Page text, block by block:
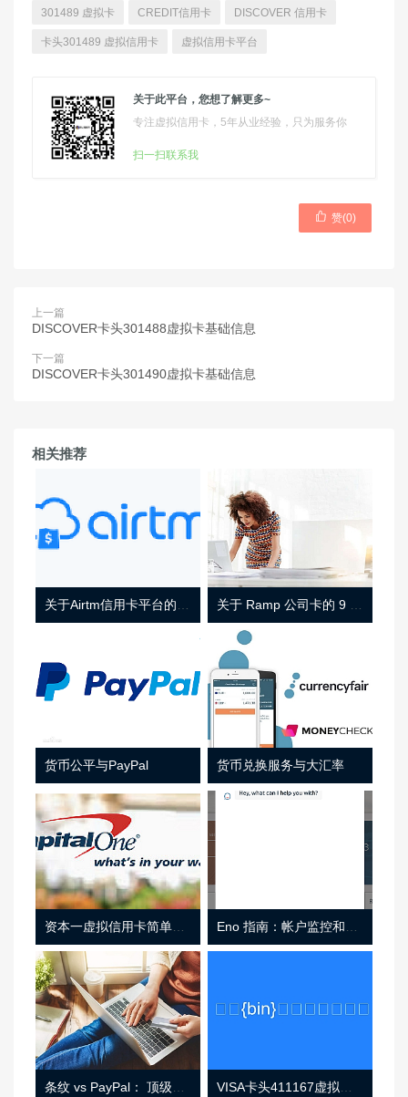
301489 虚拟卡 CREDIT信用卡 DISCOVER 信用卡
卡头301489 虚拟信用卡 虚拟信用卡平台
关于此平台，您想了解更多~
专注虚拟信用卡，5年从业经验，只为服务你
扫一扫联系我
 赞(0)
上一篇
DISCOVER卡头301488虚拟卡基础信息
下一篇
DISCOVER卡头301490虚拟卡基础信息
相关推荐
货币公平与PayPal 货币兑换服务与大汇率
资本一虚拟信用卡简单介绍
条纹 vs PayPal： 顶级功能， 定价 （和更多！ VISA卡头411167虚拟卡基础信息